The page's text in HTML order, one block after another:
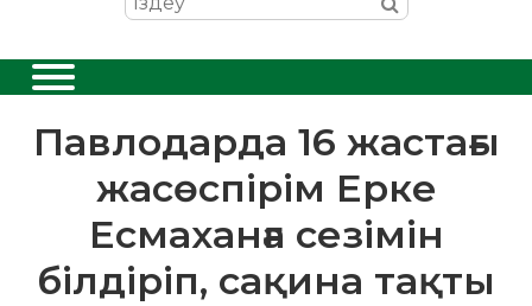
Павлодарда 16 жастағы
жасөспірім Ерке
Есмаханға сезімін
білдіріп, сақина тақты